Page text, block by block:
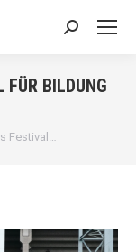
Search:
FÜR BILDUNG
Festival…